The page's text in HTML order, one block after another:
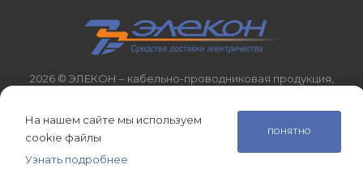
2026 © ЭЛЕКОН – кабельно-проводниковая продукция,
На нашем сайте мы используем
cookie файлы
Узнать подробнее
ПОНЯТНО